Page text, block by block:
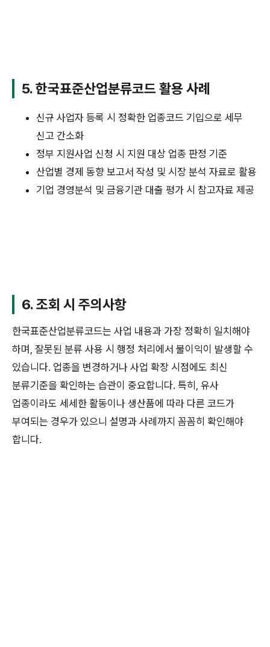
5. 한국표준산업분류코드 활용 사례
신규 사업자 등록 시 정확한 업종코드 기입으로 세무
신고 간소화
정부 지원사업 신청 시 지원 대상 업종 판정 기준
산업별 경제 동향 보고서 작성 및 시장 분석 자료로 활용
기업 경영분석 및 금융기관 대출 평가 시 참고자료 제공
6. 조회 시 주의사항
한국표준산업분류코드는 사업 내용과 가장 정확히 일치해야
하며, 잘못된 분류 사용 시 행정 처리에서 불이익이 발생할 수
있습니다. 업종을 변경하거나 사업 확장 시점에도 최신
분류기준을 확인하는 습관이 중요합니다. 특히, 유사
업종이라도 세세한 활동이나 생산품에 따라 다른 코드가
부여되는 경우가 있으니 설명과 사례까지 꼼꼼히 확인해야
합니다.